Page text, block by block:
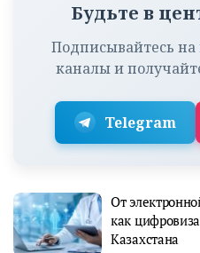
Будьте в
Подписывайтесь
каналы и
Telegram
От
как
Казахстана